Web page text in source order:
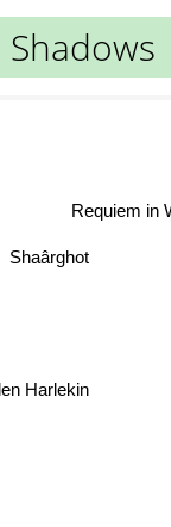
Harlekin
Shaârghot
Requiem in White